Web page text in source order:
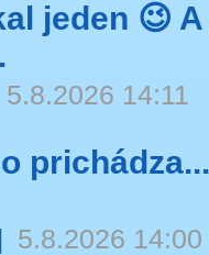
jeden 😉 A
5.8.2026 14:11
5.8.2026 14:00